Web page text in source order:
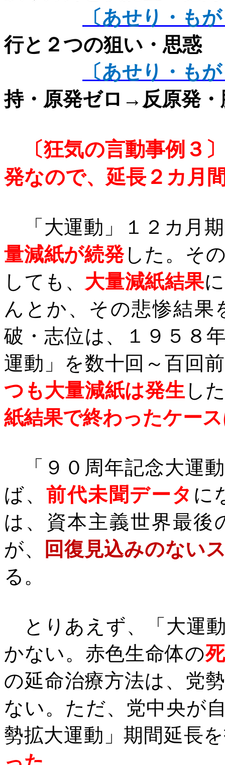
〔あせり・も
行と２つの狙い・思惑
〔あせり・も
持・原発ゼロ→反原発
〔狂気の言動事例３
発なので、 延長２カ月
「大運動」１２カ月
量減紙が続発した。そ
しても、 大量減紙結果
んとか、その悲惨結果
破・志位は、１９５８
運動」を数十回～百回
つも大量減紙は発生 し
紙結果で終わったケー
「９０周年記念大運
ば、 前代未聞データ に
は、資本主義世界最後
が、
回復見込みのない
る。
とりあえず、「大運
かない。赤色生命体の
の延命治療方法は、党
ない。ただ、党中央が
勢拡大運動」期間延長